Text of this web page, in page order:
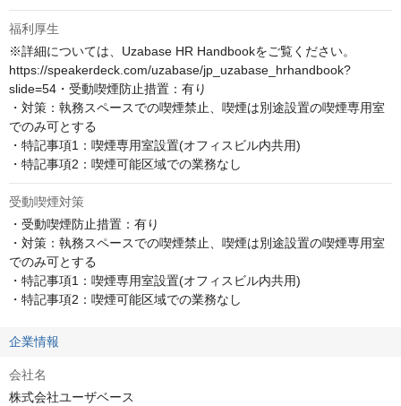
福利厚生
※詳細については、Uzabase HR Handbookをご覧ください。
https://speakerdeck.com/uzabase/jp_uzabase_hrhandbook?
slide=54・受動喫煙防止措置：有り
・対策：執務スペースでの喫煙禁止、喫煙は別途設置の喫煙専用室
でのみ可とする
・特記事項1：喫煙専用室設置(オフィスビル内共用)
・特記事項2：喫煙可能区域での業務なし
受動喫煙対策
・受動喫煙防止措置：有り
・対策：執務スペースでの喫煙禁止、喫煙は別途設置の喫煙専用室
でのみ可とする
・特記事項1：喫煙専用室設置(オフィスビル内共用)
・特記事項2：喫煙可能区域での業務なし
企業情報
会社名
株式会社ユーザベース